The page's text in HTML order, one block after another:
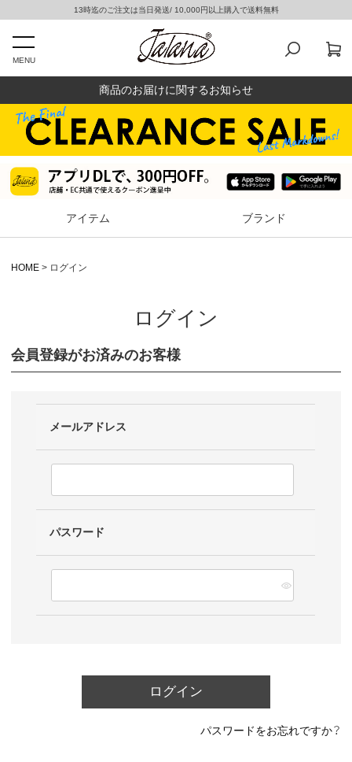
13時迄のご注文は当日発送/ 10,000円以上購入で送料無料
MENU
商品のお届けに関するお知らせ
アイテム ブランド
HOME ログイン
ログイン
会員登録がお済みのお客様
メールアドレス
パスワード
ログイン
パスワードをお忘れですか？